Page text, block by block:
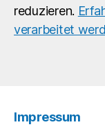
reduzieren.
verarbeitet
Impressum